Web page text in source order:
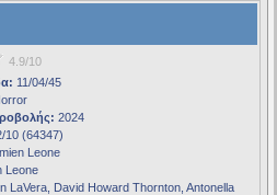
4.9/10
11/04/45
2024
10 (64347)
Leone
Leone
LaVera, David Howard Thornton, Antonella